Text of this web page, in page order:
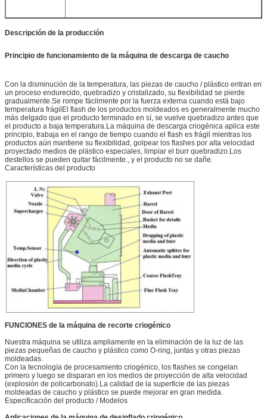
Descripción de la producción
Principio de funcionamiento de la máquina de descarga de caucho
Con la disminución de la temperatura, las piezas de caucho / plástico entran en
un proceso endurecido, quebradizo y cristalizado, su flexibilidad se pierde
gradualmente.Se rompe fácilmente por la fuerza externa cuando está bajo
temperatura frágilEl flash de los productos moldeados es generalmente mucho
más delgado que el producto terminado en sí, se vuelve quebradizo antes que
el producto a baja temperatura.La máquina de descarga criogénica aplica este
principio, trabaja en el rango de tiempo cuando el flash es frágil mientras los
productos aún mantiene su flexibilidad, golpear los flashes por alta velocidad
proyectado medios de plástico especiales, limpiar el burr quebradizo.Los
destellos se pueden quitar fácilmente., y el producto no se dañe.
Características del producto
FUNCIONES de la máquina de recorte criogénico
Nuestra máquina se utiliza ampliamente en la eliminación de la luz de las
piezas pequeñas de caucho y plástico como O-ring, juntas y otras piezas
moldeadas.
Con la tecnología de procesamiento criogénico, los flashes se congelan
primero y luego se disparan en los medios de proyección de alta velocidad
(explosión de policarbonato).La calidad de la superficie de las piezas
moldeadas de caucho y plástico se puede mejorar en gran medida.
Especificación del producto / Modelos